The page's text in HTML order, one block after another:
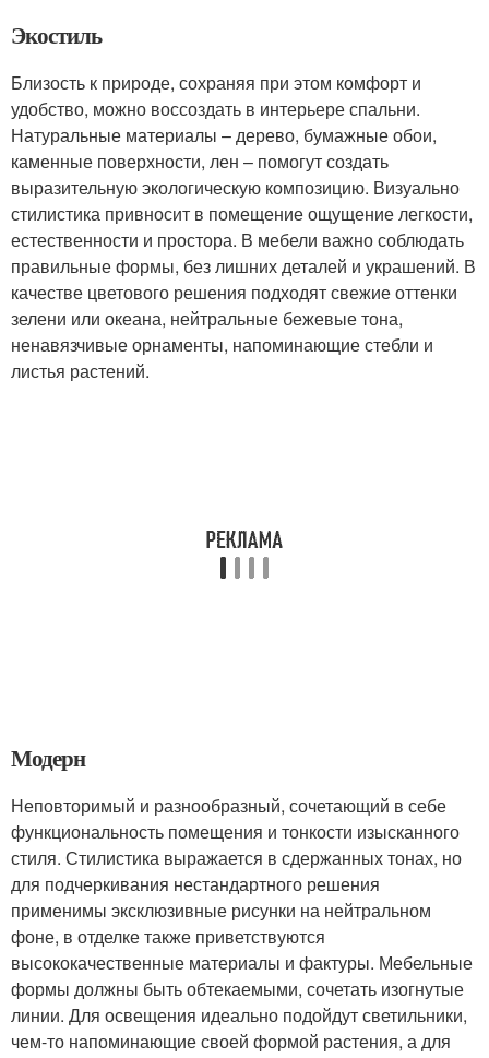
Экостиль
Близость к природе, сохраняя при этом комфорт и
удобство, можно воссоздать в интерьере спальни.
Натуральные материалы – дерево, бумажные обои,
каменные поверхности, лен – помогут создать
выразительную экологическую композицию. Визуально
стилистика привносит в помещение ощущение легкости,
естественности и простора. В мебели важно соблюдать
правильные формы, без лишних деталей и украшений. В
качестве цветового решения подходят свежие оттенки
зелени или океана, нейтральные бежевые тона,
ненавязчивые орнаменты, напоминающие стебли и
листья растений.
Модерн
Неповторимый и разнообразный, сочетающий в себе
функциональность помещения и тонкости изысканного
стиля. Стилистика выражается в сдержанных тонах, но
для подчеркивания нестандартного решения
применимы эксклюзивные рисунки на нейтральном
фоне, в отделке также приветствуются
высококачественные материалы и фактуры. Мебельные
формы должны быть обтекаемыми, сочетать изогнутые
линии. Для освещения идеально подойдут светильники,
чем-то напоминающие своей формой растения, а для